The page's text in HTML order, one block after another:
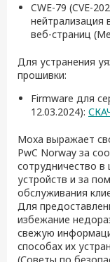
CWE-79 (CVE-
нейтрализация
веб-страниц
Для устранения
прошивки:
Firmware для
12.03.2024):
Moxa выражает
PwC Norway за
сотрудничество
устройств и за
обслуживания
Для
избежание
свежую
способах их